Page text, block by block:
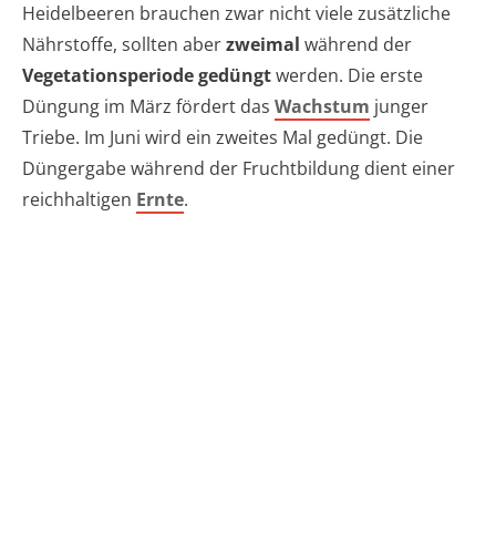
Heidelbeeren brauchen zwar nicht viele zusätzliche
Nährstoffe, sollten aberzweimal während der
Vegetationsperiode gedüngtwerden. Die erste
Düngung im März fördert das Wachstum junger
Triebe. Im Juni wird ein zweites Mal gedüngt. Die
Düngergabe während der Fruchtbildung dient einer
reichhaltigen Ernte.